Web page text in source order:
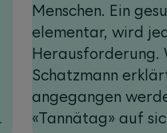
Menschen. Ein
elementar, wird
Herausforderung.
Schatzmann
angegangen
«Tannätag» auf